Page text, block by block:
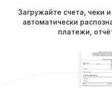
Загружайте счета, чеки
автоматически
платежи,